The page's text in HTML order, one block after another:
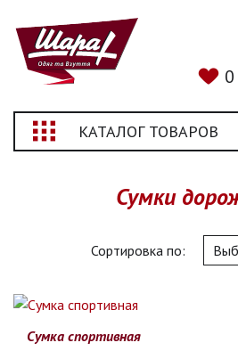
0
КАТАЛОГ ТОВАРОВ
Сумки
Сортировка по:
Сумка спортивная